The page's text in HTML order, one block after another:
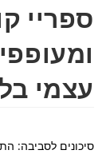
ספריי
עצמי
סיכונים לסביבה: